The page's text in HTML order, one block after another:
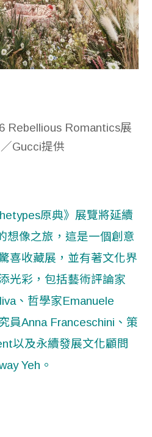
Rebellious Romantics展
Gucci提供
原典》展覽將延續
想像之旅，這是一個創意
喜收藏展，並有著文化界
光彩，包括藝術評論家
、哲學家Emanuele
員Anna Franceschini、策
以及永續發展文化顧問
Yeh。